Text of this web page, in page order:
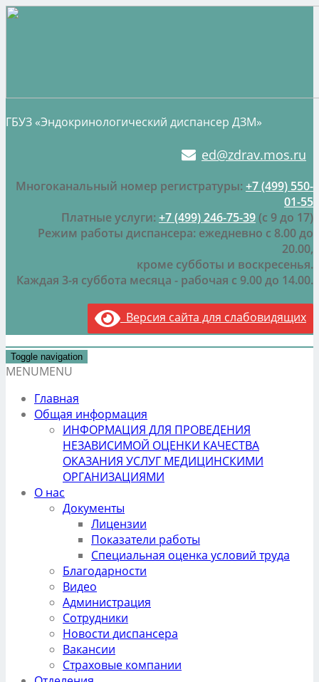
ГБУЗ «Эндокринологический диспансер ДЗМ»
ed@zdrav.mos.ru
Многоканальный номер регистратуры: +7 (499) 550-
01-55
Платные услуги: +7 (499) 246-75-39 (с 9 до 17)
Режим работы диспансера: ежедневно с 8.00 до
20.00,
кроме субботы и воскресенья.
Каждая 3-я суббота месяца - рабочая с 9.00 до 14.00.
Версия сайта для слабовидящих
Toggle navigation
MENUMENU
Главная
Общая информация
ИНФОРМАЦИЯ ДЛЯ ПРОВЕДЕНИЯ
НЕЗАВИСИМОЙ ОЦЕНКИ КАЧЕСТВА
ОКАЗАНИЯ УСЛУГ МЕДИЦИНСКИМИ
ОРГАНИЗАЦИЯМИ
О нас
Документы
Лицензии
Показатели работы
Специальная оценка условий труда
Благодарности
Видео
Администрация
Сотрудники
Новости диспансера
Вакансии
Страховые компании